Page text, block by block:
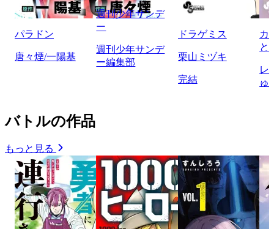
パラドン
唐々煙/一陽基
週刊少年サンデ
ー
週刊少年サンデ
ー編集部
ドラゲミス
栗山ミヅキ
完結
カ
と
レ
ゅ
バトルの作品
もっと見る